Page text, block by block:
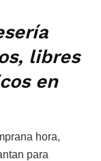
libres
en
hora,
para